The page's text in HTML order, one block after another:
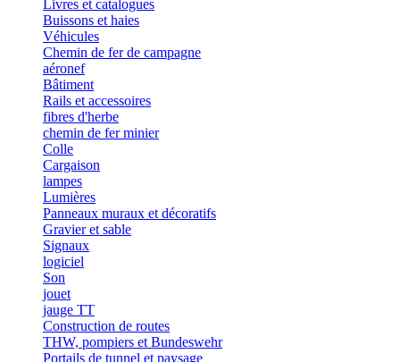
Livres et catalogues
Buissons et haies
Véhicules
Chemin de fer de campagne
aéronef
Bâtiment
Rails et accessoires
fibres d'herbe
chemin de fer minier
Colle
Cargaison
lampes
Lumières
Panneaux muraux et décoratifs
Gravier et sable
Signaux
logiciel
Son
jouet
jauge TT
Construction de routes
THW, pompiers et Bundeswehr
Portails de tunnel et paysage